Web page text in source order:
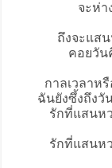
จะห่า
ถึงจะแส
คอยวัน
กาลเวลาห
ฉันยังซึ้งถึงวั
รักที่แสนห
รักที่แสนห